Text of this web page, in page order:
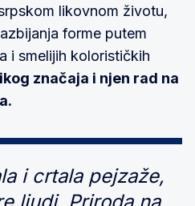
likovnom životu,
forme putem
i smelijih kolorističkih
značaja i njen rad na
i crtala pejzaže,